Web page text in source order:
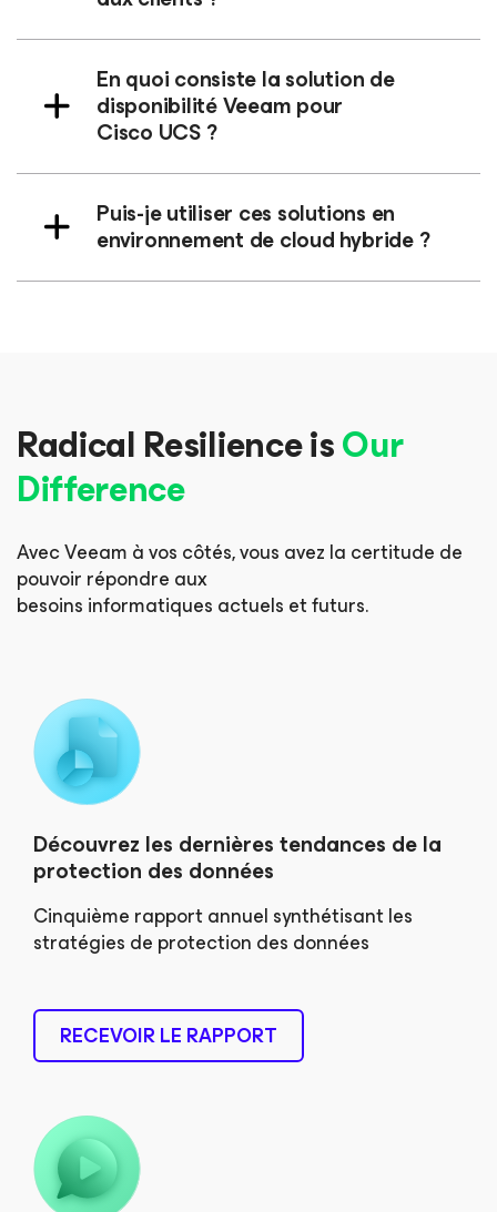
En quoi consiste la solution de
disponibilité Veeam pour
Cisco UCS ?
Puis-je utiliser ces solutions en
environnement de cloud hybride ?
Radical Resilience isOur
Difference
Avec Veeam à vos côtés, vous avez la certitude de
pouvoir répondre aux
besoins informatiques actuels et futurs.
Découvrez les dernières tendances de la
protection des données
Cinquième rapport annuel synthétisant les
stratégies de protection des données
RECEVOIR LE RAPPORT